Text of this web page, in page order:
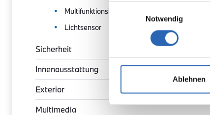
Einwilligungsauswahl
Notwendig
Ablehnen
Multifunktionslenkrad
Lichtsensor
Sicherheit
Innenausstattung
Exterior
Multimedia